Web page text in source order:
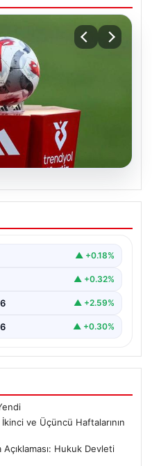
İkinci ve
Belirlendi
yaşandı.…▲ +0.18%
▲ +0.32%
▲ +2.59%
▲ +0.30%
ve Üçüncü Haftalarının
Hukuk Devleti